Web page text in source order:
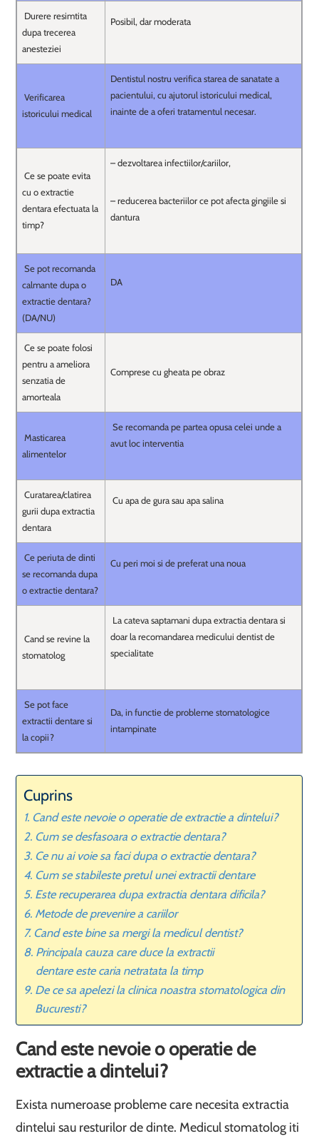
Durere resimtita
dupa trecerea
anesteziei
Posibil, dar moderata
Verificarea
istoricului medical
Dentistul nostru verifica starea de sanatate a
pacientului, cu ajutorul istoricului medical,
inainte de a oferi tratamentul necesar.
Ce se poate evita
cu o extractie
dentara efectuata la
timp?
– dezvoltarea infectiilor/cariilor,
– reducerea bacteriilor ce pot afecta gingiile si
dantura
Se pot recomanda
calmante dupa o
extractie dentara?
(DA/NU)
DA
Ce se poate folosi
pentru a ameliora
senzatia de
amorteala
Comprese cu gheata pe obraz
Masticarea
alimentelor
Se recomanda pe partea opusa celei unde a
avut loc interventia
Curatarea/clatirea
gurii dupa extractia
dentara
Cu apa de gura sau apa salina
Ce periuta de dinti
se recomanda dupa
o extractie dentara?
Cu peri moi si de preferat una noua
Cand se revine la
stomatolog
La cateva saptamani dupa extractia dentara si
doar la recomandarea medicului dentist de
specialitate
Se pot face
extractii dentare si
la copii?
Da, in functie de probleme stomatologice
intampinate
Cuprins
Cand este nevoie o operatie de extractie a dintelui?
Cum se desfasoara o extractie dentara?
Ce nu ai voie sa faci dupa o extractie dentara?
Cum se stabileste pretul unei extractii dentare
Este recuperarea dupa extractia dentara dificila?
Metode de prevenire a cariilor
Cand este bine sa mergi la medicul dentist?
Principala cauza care duce la extractii
dentare este caria netratata la timp
De ce sa apelezi la clinica noastra stomatologica din
Bucuresti?
Cand este nevoie o operatie de
extractie a dintelui?
Exista numeroase probleme care necesita extractia
dintelui sau resturilor de dinte. Medicul stomatolog iti